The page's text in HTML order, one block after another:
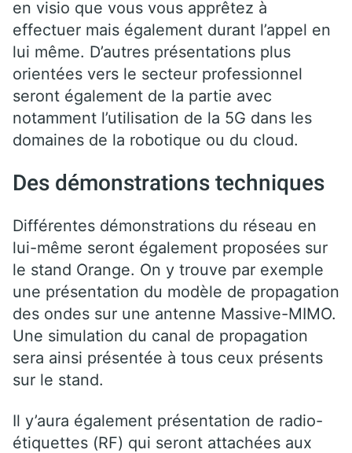
en visio que vous vous apprêtez à
effectuer mais également durant l’appel en
lui même. D’autres présentations plus
orientées vers le secteur professionnel
seront également de la partie avec
notamment l’utilisation de la 5G dans les
domaines de la robotique ou du cloud.
Des démonstrations techniques
Différentes démonstrations du réseau en
lui-même seront également proposées sur
le stand Orange. On y trouve par exemple
une présentation du modèle de propagation
des ondes sur une antenne Massive-MIMO.
Une simulation du canal de propagation
sera ainsi présentée à tous ceux présents
sur le stand.
Il y’aura également présentation de radio-
étiquettes (RF) qui seront attachées aux